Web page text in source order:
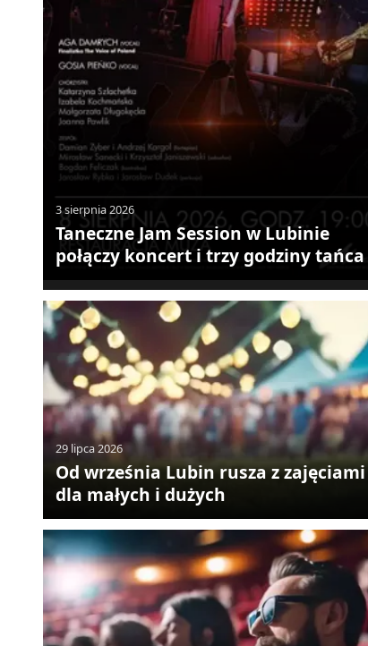
3 sierpnia 2026
Taneczne Jam Session w Lubinie
połączy koncert i trzy godziny tańca
29 lipca 2026
Od września Lubin rusza z zajęciami
dla małych i dużych